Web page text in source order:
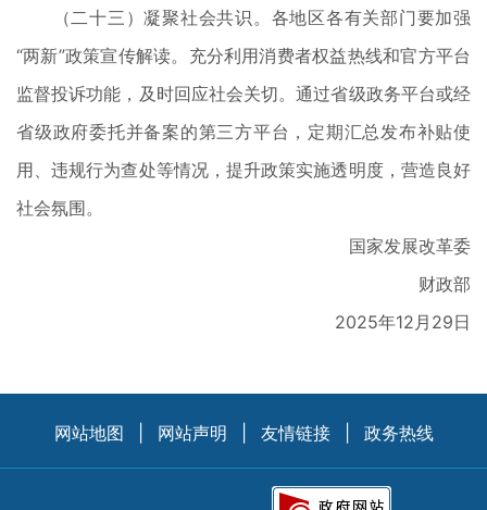
（二十三）凝聚社会共识。各地区各有关部门要加强
“两新”政策宣传解读。充分利用消费者权益热线和官方平台
监督投诉功能，及时回应社会关切。通过省级政务平台或经
省级政府委托并备案的第三方平台，定期汇总发布补贴使
用、违规行为查处等情况，提升政策实施透明度，营造良好
社会氛围。
国家发展改革委
财政部
2025年12月29日
网站地图 网站声明 友情链接 政务热线